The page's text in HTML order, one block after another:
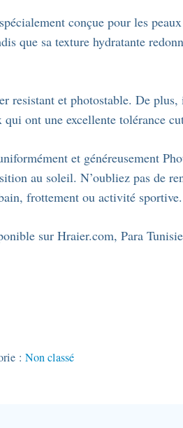
conçue pour les
que sa texture hydratante
resistant et photostable. De
ont une excellente tolérance
et généreusement
au soleil. N’oubliez pas de
frottement ou activité sportive.
sur Hraier.com, Para
:Non classé